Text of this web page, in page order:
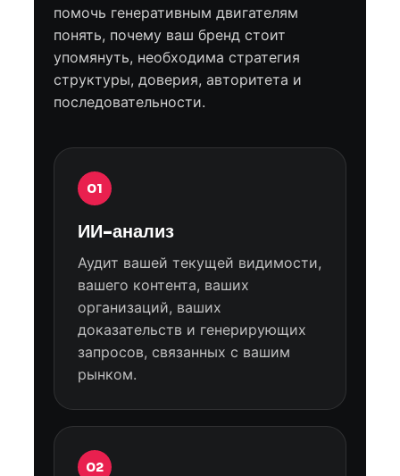
помочь генеративным двигателям
понять, почему ваш бренд стоит
упомянуть, необходима стратегия
структуры, доверия, авторитета и
последовательности.
01
ИИ-анализ
Аудит вашей текущей видимости,
вашего контента, ваших
организаций, ваших
доказательств и генерирующих
запросов, связанных с вашим
рынком.
02